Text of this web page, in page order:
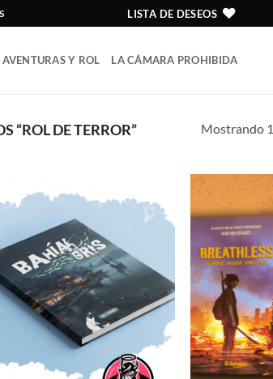
LISTA DE DESEOS
AVENTURAS Y ROL LA CÁMARA PROHIBIDA
“ROL DE TERROR” Mostrando
Añadir